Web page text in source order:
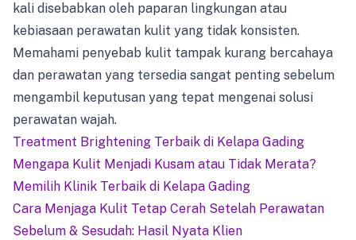
kali disebabkan oleh paparan lingkungan atau
kebiasaan perawatan kulit yang tidak konsisten.
Memahami penyebab kulit tampak kurang bercahaya
dan perawatan yang tersedia sangat penting sebelum
mengambil keputusan yang tepat mengenai solusi
perawatan wajah.
Treatment Brightening Terbaik di Kelapa Gading
Mengapa Kulit Menjadi Kusam atau Tidak Merata?
Memilih Klinik Terbaik di Kelapa Gading
Cara Menjaga Kulit Tetap Cerah Setelah Perawatan
Sebelum & Sesudah: Hasil Nyata Klien